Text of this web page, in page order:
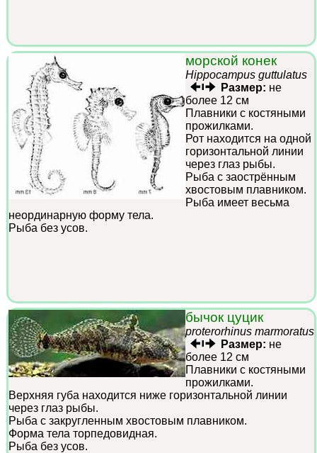
морской конек
Hippocampus guttulatus
Размер: не
более 12 см
Плавники с костяными
прожилками.
Рот находится на одной
горизонтальной линии
через глаз рыбы.
Рыба с заострённым
хвостовым плавником.
Рыба имеет весьма
неординарную форму тела.
Рыба без усов.
бычок цуцик
proterorhinus marmoratus
Размер: не
более 12 см
Плавники с костяными
прожилками.
Верхняя губа находится ниже горизонтальной линии
через глаз рыбы.
Рыба с закругленным хвостовым плавником.
Форма тела торпедовидная.
Рыба без усов.